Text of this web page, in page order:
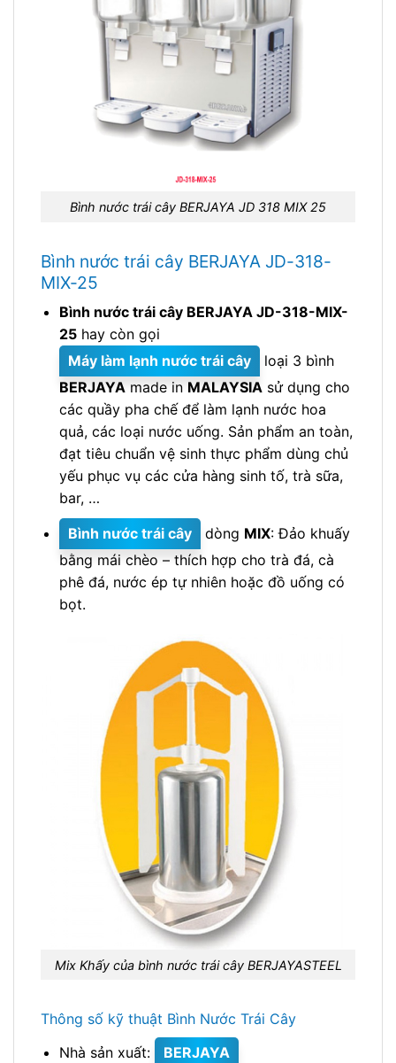
Bình nước trái cây BERJAYA JD 318 MIX 25
Bình nước trái cây BERJAYA JD-318-
MIX-25
Bình nước trái cây BERJAYA JD-318-MIX-
25hay còn gọi
Máy làm lạnh nước trái cây
loại 3 bình
BERJAYAmade in MALAYSIAsử dụng cho
các quầy pha chế để làm lạnh nước hoa
quả, các loại nước uống. Sản phẩm an toàn,
đạt tiêu chuẩn vệ sinh thực phẩm dùng chủ
yếu phục vụ các cửa hàng sinh tố, trà sữa,
bar, …
Bình nước trái cây
dòng MIX: Đảo khuấy
bằng mái chèo – thích hợp cho trà đá, cà
phê đá, nước ép tự nhiên hoặc đồ uống có
bọt.
Mix Khấy của bình nước trái cây BERJAYASTEEL
Thông số kỹ thuật Bình Nước Trái Cây
Nhà sản xuất:
BERJAYA